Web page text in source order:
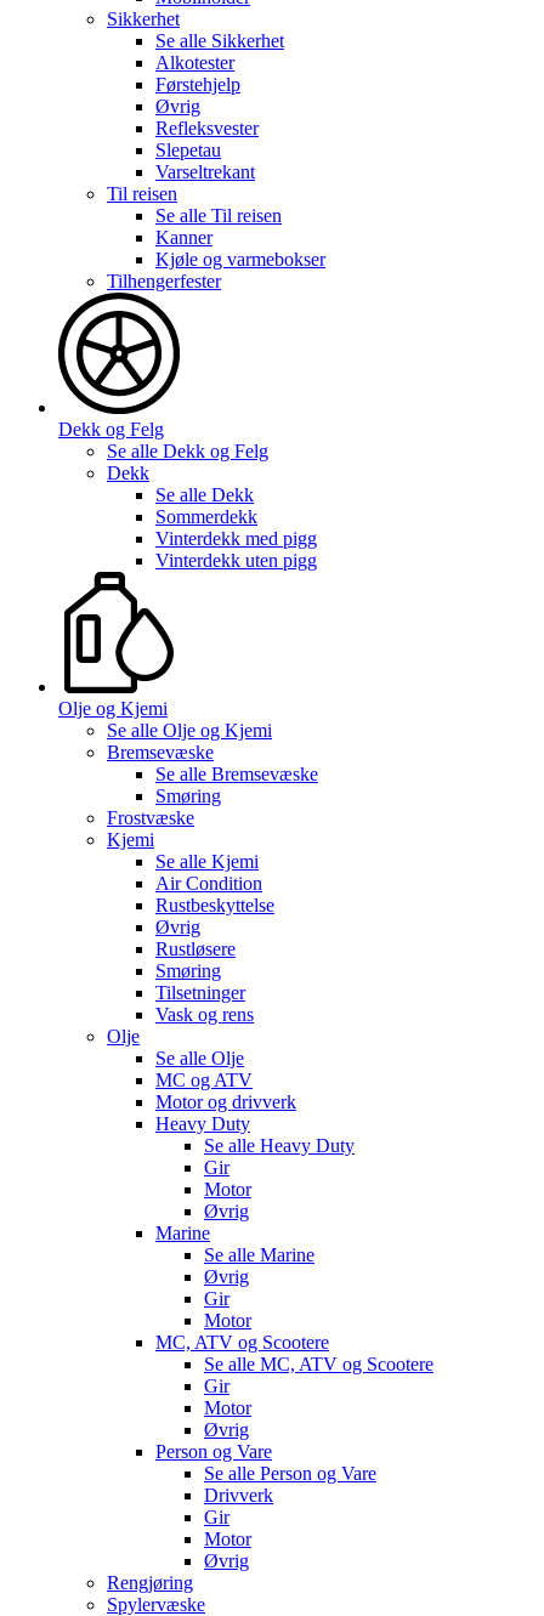
Sikkerhet
Se alle Sikkerhet
Alkotester
Førstehjelp
Øvrig
Refleksvester
Slepetau
Varseltrekant
Til reisen
Se alle Til reisen
Kanner
Kjøle og varmebokser
Tilhengerfester
Dekk og Felg
Se alle Dekk og Felg
Dekk
Se alle Dekk
Sommerdekk
Vinterdekk med pigg
Vinterdekk uten pigg
Olje og Kjemi
Se alle Olje og Kjemi
Bremsevæske
Se alle Bremsevæske
Smøring
Frostvæske
Kjemi
Se alle Kjemi
Air Condition
Rustbeskyttelse
Øvrig
Rustløsere
Smøring
Tilsetninger
Vask og rens
Olje
Se alle Olje
MC og ATV
Motor og drivverk
Heavy Duty
Se alle Heavy Duty
Gir
Motor
Øvrig
Marine
Se alle Marine
Øvrig
Gir
Motor
MC, ATV og Scootere
Se alle MC, ATV og Scootere
Gir
Motor
Øvrig
Person og Vare
Se alle Person og Vare
Drivverk
Gir
Motor
Øvrig
Rengjøring
Spylervæske